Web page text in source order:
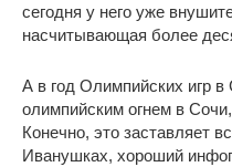
сегодня у него уже
насчитывающая более
А в год Олимпийских игр
олимпийским огнем в
Конечно, это заставляет
Иванушках, хороший